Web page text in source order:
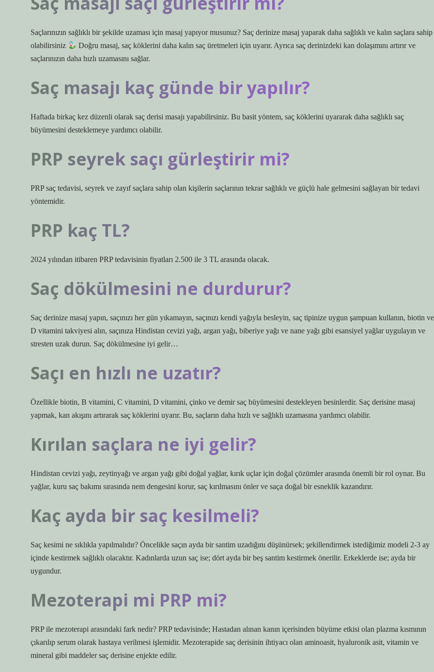
Saçlarınızın sağlıklı bir şekilde uzaması için masaj yapıyor musunuz? Saç derinize masaj yaparak daha sağlıklı ve kalın saçlara sahip
olabilirsiniz
Doğru masaj, saç köklerini daha kalın saç üretmeleri için uyarır. Ayrıca saç derinizdeki kan dolaşımını artırır ve
saçlarınızın daha hızlı uzamasını sağlar.
Saç masajı kaç günde bir yapılır?
Haftada birkaç kez düzenli olarak saç derisi masajı yapabilirsiniz. Bu basit yöntem, saç köklerini uyararak daha sağlıklı saç
büyümesini desteklemeye yardımcı olabilir.
PRP seyrek saçı gürleştirir mi?
PRP saç tedavisi, seyrek ve zayıf saçlara sahip olan kişilerin saçlarının tekrar sağlıklı ve güçlü hale gelmesini sağlayan bir tedavi
yöntemidir.
PRP kaç TL?
2024 yılından itibaren PRP tedavisinin fiyatları 2.500 ile 3 TL arasında olacak.
Saç dökülmesini ne durdurur?
Saç derinize masaj yapın, saçınızı her gün yıkamayın, saçınızı kendi yağıyla besleyin, saç tipinize uygun şampuan kullanın, biotin ve
D vitamini takviyesi alın, saçınıza Hindistan cevizi yağı, argan yağı, biberiye yağı ve nane yağı gibi esansiyel yağlar uygulayın ve
stresten uzak durun. Saç dökülmesine iyi gelir…
Saçı en hızlı ne uzatır?
Özellikle biotin, B vitamini, C vitamini, D vitamini, çinko ve demir saç büyümesini destekleyen besinlerdir. Saç derisine masaj
yapmak, kan akışını artırarak saç köklerini uyarır. Bu, saçların daha hızlı ve sağlıklı uzamasına yardımcı olabilir.
Kırılan saçlara ne iyi gelir?
Hindistan cevizi yağı, zeytinyağı ve argan yağı gibi doğal yağlar, kırık uçlar için doğal çözümler arasında önemli bir rol oynar. Bu
yağlar, kuru saç bakımı sırasında nem dengesini korur, saç kırılmasını önler ve saça doğal bir esneklik kazandırır.
Kaç ayda bir saç kesilmeli?
Saç kesimi ne sıklıkla yapılmalıdır? Öncelikle saçın ayda bir santim uzadığını düşünürsek; şekillendirmek istediğimiz modeli 2-3 ay
içinde kestirmek sağlıklı olacaktır. Kadınlarda uzun saç ise; dört ayda bir beş santim kestirmek önerilir. Erkeklerde ise; ayda bir
uygundur.
Mezoterapi mi PRP mi?
PRP ile mezoterapi arasındaki fark nedir? PRP tedavisinde; Hastadan alınan kanın içerisinden büyüme etkisi olan plazma kısmının
çıkarılıp serum olarak hastaya verilmesi işlemidir. Mezoterapide saç derisinin ihtiyacı olan aminoasit, hyaluronik asit, vitamin ve
mineral gibi maddeler saç derisine enjekte edilir.